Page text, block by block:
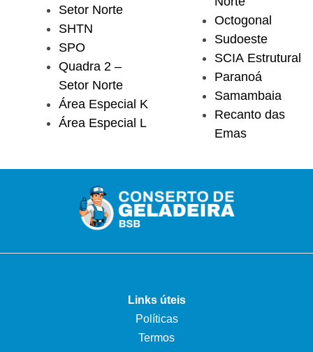
Setor Norte
SHTN
SPO
Quadra 2 –
Setor Norte
Área Especial K
Área Especial L
Octogonal
Sudoeste
SCIA Estrutural
Paranoá
Samambaia
Recanto das
Emas
Links úteis
Políticas
Termos